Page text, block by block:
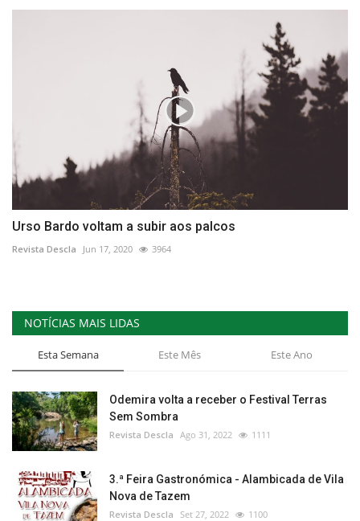
Urso Bardo voltam a subir aos palcos
Revista Descla Jun 17, 2020 3964
NOTÍCIAS MAIS LIDAS
Esta Semana Este Mês Este Ano
Odemira volta a receber o Festival Terras
Sem Sombra
Revista Descla Ago 31, 2022 1111
3.ª Feira Gastronómica - Alambicada de Vila
Nova de Tazem
Revista Descla Set 27, 2022 1100